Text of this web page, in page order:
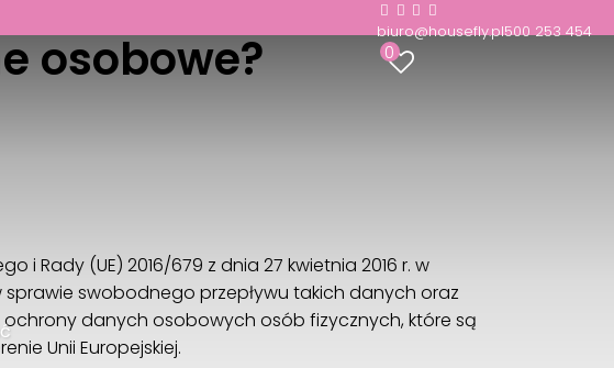
biuro@housefly.pl500 253 454
0
osobowe?
i Rady (UE) 2016/679 z dnia 27 kwietnia 2016 r. w
swobodnego przepływu takich danych oraz
ochrony danych osobowych osób fizycznych, które są
Unii Europejskiej.